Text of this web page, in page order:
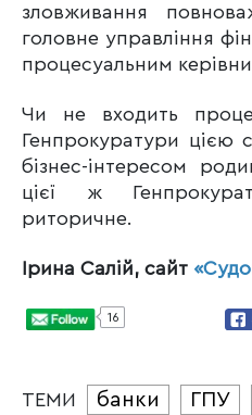
зловживання
головне управління
процесуальним
Чи не входить
Генпрокуратури цією
бізнес-інтересом
цієї ж
риторичне.
Ірина Салій, сайт
16
ТЕМИ банки ГПУ